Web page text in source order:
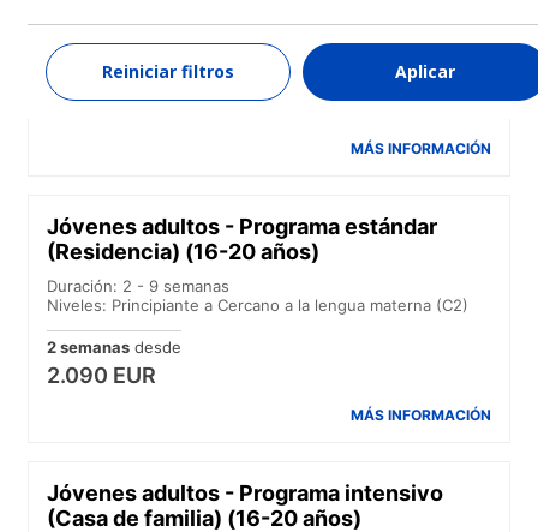
Reiniciar filtros Aplicar
2 semanasdesde
1.610 EUR
MÁS INFORMACIÓN
Jóvenes adultos - Programa estándar
(Residencia) (16-20 años)
Duración: 2 - 9 semanas
Niveles: Principiante a Cercano a la lengua materna (C2)
2 semanas desde
2.090 EUR
MÁS INFORMACIÓN
Jóvenes adultos - Programa intensivo
(Casa de familia) (16-20 años)